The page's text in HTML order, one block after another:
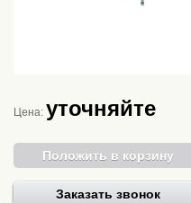
Цена: уточняйте
Положить в корзину
Заказать звонок